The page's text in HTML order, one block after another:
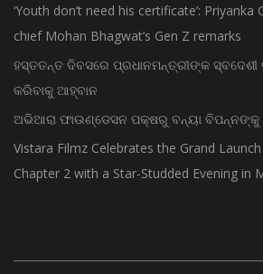
‘Youth don’t need his certificate’: Priyanka
chief Mohan Bhagwat’s Gen Z remarks
ହସ୍ତତନ୍ତ ଦିବସରେ ପ୍ରଧାନମନ୍ତ୍ରୀଙ୍କ ସ୍ବଦେଶୀ
କରିବାକୁ ଆହ୍ବାନ
ଅଭିଆରା ଫାଉଣ୍ଡେସନ ପକ୍ଷରୁ ବନ୍ୟା ବିପନ୍ନଙ୍କୁ
Vistara Filmz Celebrates the Grand
Chapter 2 with a Star-Studded Evening in